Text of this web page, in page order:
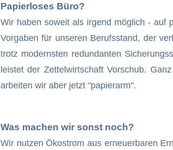
Papierloses Büro?
Wir haben soweit als irgend möglich - auf
Vorgaben für unseren Berufsstand, der
trotz modernsten redundanten
leistet der Zettelwirtschaft Vorschub.
arbeiten wir aber jetzt "papierarm".
Was machen wir sonst noch?
Wir nutzen Ökostrom aus erneuerbaren